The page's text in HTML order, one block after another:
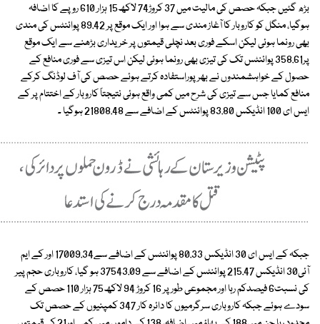
بڑھ گئیں جبکہ حصص کی مالیت میں 37 کروڑ74 لاکھ15 ہزار 610 روپے کا اضافہ
ہوگیا، منگل کو کاروبار کا آغاز مندی سے ہوا اور ایک موقع پر 89.42 پوائنٹس کی مندی
بھی رونما ہوئی لیکن اسکے فوری بعد نچلی قیمتوں پر خریداری بڑھنے سے ایک موقع
پر358.61 پوائنٹس تک کی تیزی بھی رونما ہوئی لیکن اس تیزی سے فوری منافع کے
حصول کے خواہشمندوں نے بھرپوراستفادہ کرتے ہوئے حصص کی آف لوڈنگ کرکے
منافع کمایا جس سے تیزی کی شرح میں کمی واقع ہوئی نتیجتاً کاروبار کے اختتام پر کے
ایس ای 100 انڈیکس 83.80 پوائنٹس کے اضافے سے 21808.48 ہوگیا ۔
جبکہ کے ایس ای 30 انڈیکس 80.33 پوائنٹس کے اضافے سے17009.34 اور کے ایم
آئی30 انڈیکس 215.47 پوائنٹس کے اضافے سے 37543.09 ہو گیا، کاروباری حجم پیر
کی نسبت6 فیصدکم رہا اور مجموعی طور پر 16 کروڑ 94 لاکھ75 ہزار 110 حصص کے
سودے ہوئے جبکہ کاروباری سرگرمیوں کا دائرہ کار 347 کمپنیوں کے حصص تک